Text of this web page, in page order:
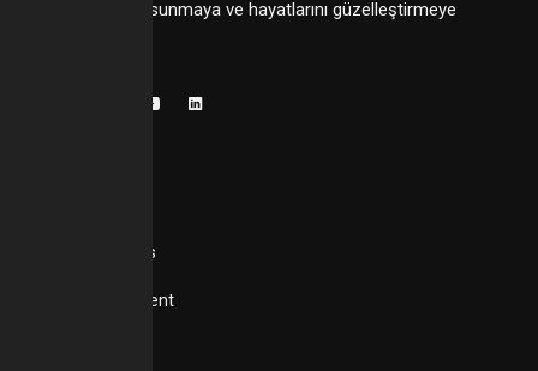
kazanç fırsatları sunmaya ve hayatlarını güzelleştirmeye
Board of Directors
Senior Management